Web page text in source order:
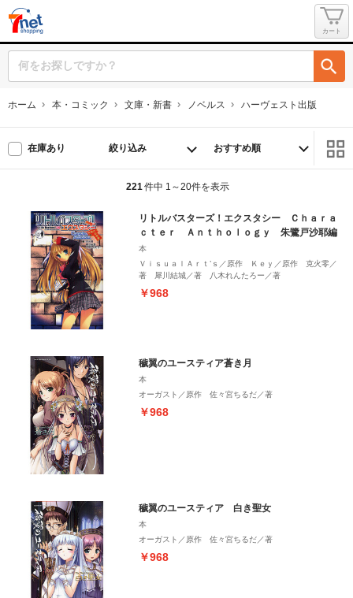
カート
ホーム 本・コミック 文庫・新書 ノベルス ハーヴェスト出版
在庫あり 絞り込み
221件中 1～20件を表示
リトルバスターズ！エクスタシー Ｃｈａｒａ
ｃｔｅｒ Ａｎｔｈｏｌｏｇｙ 朱鷺戸沙耶編
本
ＶｉｓｕａｌＡｒｔ’ｓ／原作 Ｋｅｙ／原作 克火零／
著 犀川結城／著 八木れんたろー／著
￥968
穢翼のユースティア蒼き月
本
オーガスト／原作 佐々宮ちるだ／著
￥968
穢翼のユースティア 白き聖女
本
オーガスト／原作 佐々宮ちるだ／著
￥968